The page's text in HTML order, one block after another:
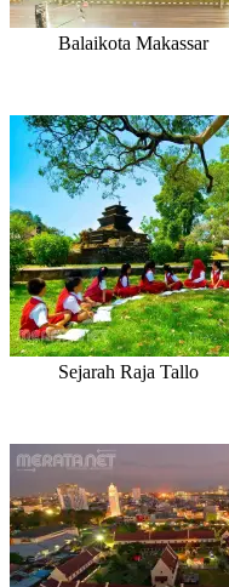
Balaikota Makassar
Sejarah Raja Tallo